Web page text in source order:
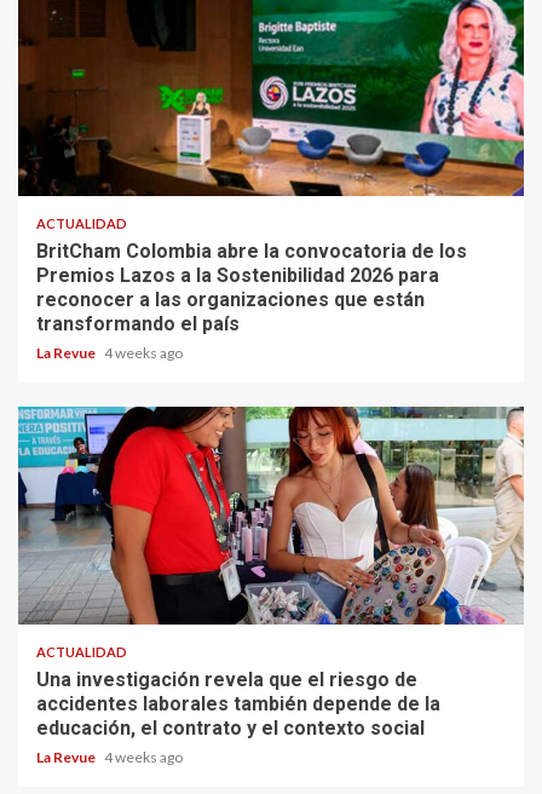
ACTUALIDAD
BritCham Colombia abre la convocatoria de los
Premios Lazos a la Sostenibilidad 2026 para
reconocer a las organizaciones que están
transformando el país
La Revue 4 weeks ago
ACTUALIDAD
Una investigación revela que el riesgo de
accidentes laborales también depende de la
educación, el contrato y el contexto social
La Revue 4 weeks ago